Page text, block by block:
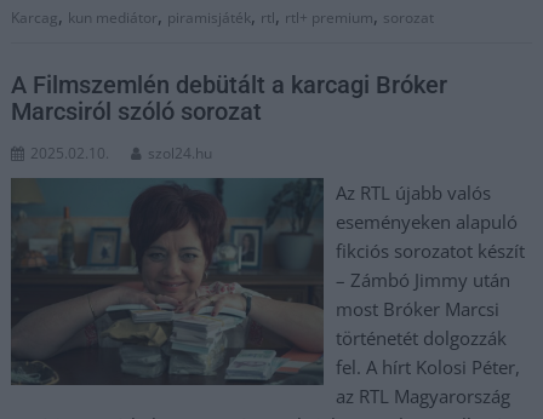
Karcag, kun mediátor, piramisjáték, rtl, rtl+ premium, sorozat
A Filmszemlén debütált a karcagi Bróker
Marcsiról szóló sorozat
2025.02.10. szol24.hu
Az RTL újabb valós
eseményeken alapuló
fikciós sorozatot készít
– Zámbó Jimmy után
most Bróker Marcsi
történetét dolgozzák
fel. A hírt Kolosi Péter,
az RTL Magyarország